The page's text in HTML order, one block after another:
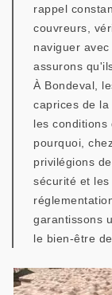
rappel
couvreurs,
naviguer
assurons
À Bondeval,
caprices de
les conditions
pourquoi,
privilégions
sécurité et
garantissons
le bien-être